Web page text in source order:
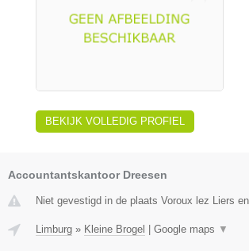
BEKIJK VOLLEDIG PROFIEL
Accountantskantoor Dreesen
Niet gevestigd in de plaats Voroux lez Liers
Limburg » Kleine Brogel | Google maps ▼